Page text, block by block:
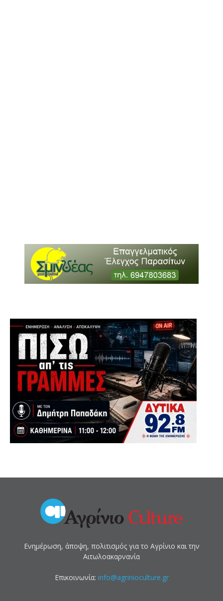
Ενημέρωση, άποψη, πολιτισμός για το Αγρίνιο και την
Αιτωλοακαρνανία
Επικοινωνία: info@agrinioculture.gr